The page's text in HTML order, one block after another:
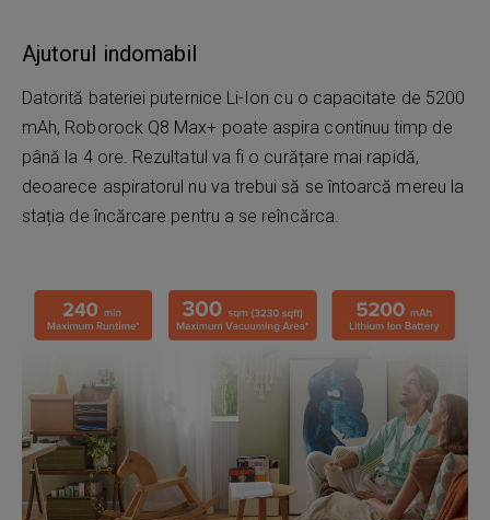
Ajutorul indomabil
Datorită bateriei puternice Li-Ion cu o capacitate de 5200
mAh, Roborock Q8 Max+ poate aspira continuu timp de
până la 4 ore. Rezultatul va fi o curățare mai rapidă,
deoarece aspiratorul nu va trebui să se întoarcă mereu la
stația de încărcare pentru a se reîncărca.